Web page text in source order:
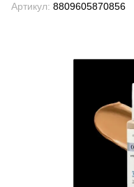
Артикул: 8809605870856